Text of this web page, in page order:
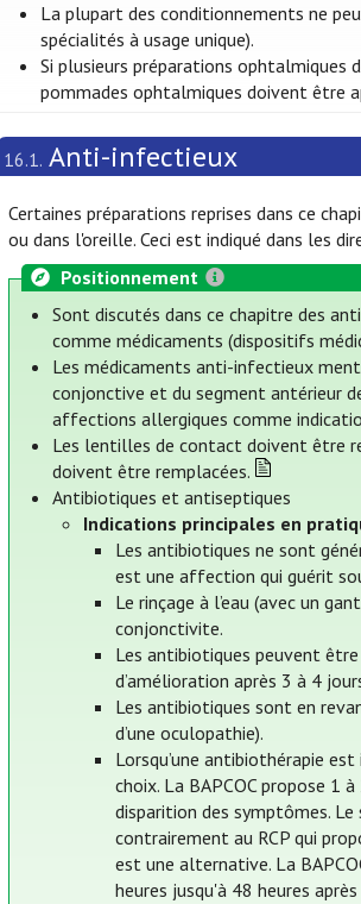
La plupart des conditionnements ne
spécialités à usage unique).
Si plusieurs préparations ophtalmiques
pommades ophtalmiques doivent être
16.1. Anti-infectieux
Certaines préparations reprises dans ce
ou dans l'oreille. Ceci est indiqué dans les
Positionnement
Sont discutés dans ce chapitre des
comme médicaments (dispositifs
Les médicaments anti-infectieux
conjonctive et du segment antérieur
affections allergiques comme
Les lentilles de contact doivent être
doivent être remplacées.
Antibiotiques et antiseptiques
Indications principales en
Les antibiotiques ne sont
est une affection qui guérit
Le rinçage à l’eau (avec un
conjonctivite.
Les antibiotiques peuvent
d’amélioration après 3 à 4
Les antibiotiques sont en
d’une oculopathie).
Lorsqu’une antibiothérapie
choix. La BAPCOC propose 1
disparition des symptômes.
contrairement au RCP qui
est une alternative. La
heures jusqu'à 48 heures